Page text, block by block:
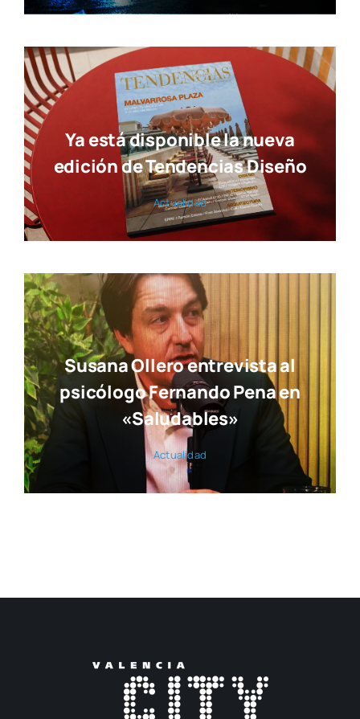
Ya está disponible la nueva
edición de Tendencias Diseño
Actua­li­dad
Susana Ollero entrevista al
psicólogo Fernando Pena en
«Saludables»
Actua­li­dad